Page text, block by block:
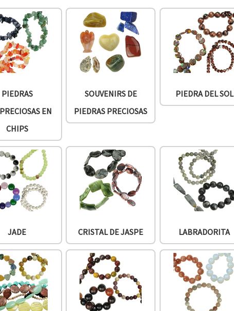
PIEDRAS
EN
CHIPS
SOUVENIRS DE
PIEDRAS PRECIOSAS
PIEDRA DEL SOL
JADE CRISTAL DE JASPE LABRADORITA